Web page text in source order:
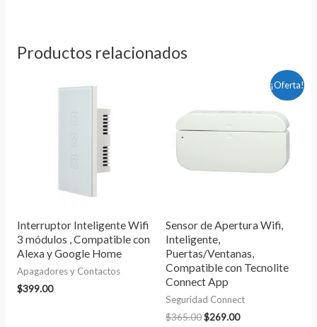
Productos relacionados
Interruptor Inteligente Wifi
3 módulos , Compatible con
Alexa y Google Home
Apagadores y Contactos
$399.00
¡Oferta!
Sensor de Apertura Wifi,
Inteligente,
Puertas/Ventanas,
Compatible con Tecnolite
Connect App
Seguridad Connect
$365.00
$365.00.
$269.00
$269.00.